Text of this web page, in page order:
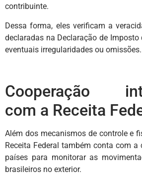
contribuinte.
Dessa forma, eles verificam a
declaradas na Declaração de Imposto
eventuais irregularidades ou omissões.
Cooperação
com a Receita
Além dos mecanismos de controle e
Receita Federal também conta com a
países para monitorar as
brasileiros no exterior.